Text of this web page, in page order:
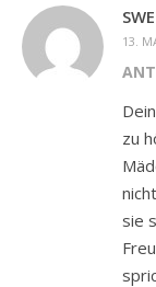
13.
zu
sie